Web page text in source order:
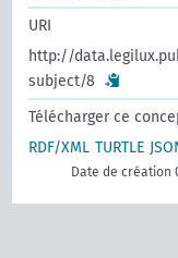
URI
http://
subject/8
Télécharger ce
RDF/XML TURTLE
Date de création